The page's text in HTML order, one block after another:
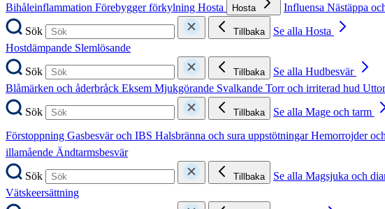
Bihåleinflammation Förebygger förkylning Hosta Hosta Influensa Nästäppa
Sök
Tillbaka
Se alla Hosta
Hostdämpande Slemlösande
Sök
Tillbaka
Se alla Hudbesvär
Blåmärken och åderbråck Eksem Mjukgörande Svalkande Torr och irriterad hud
Sök
Tillbaka
Se alla Mage och tarm
Förstoppning Gasbesvär och IBS Halsbränna och sura uppstötningarHemorrojder
illamående Ändtarmsbesvär
Sök
Tillbaka
Se alla Magsjuka och
Vätskeersättning